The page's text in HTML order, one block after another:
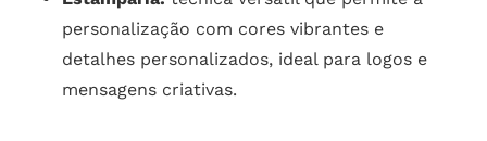
personalização com cores vibrantes e
detalhes personalizados, ideal para logos e
mensagens criativas.